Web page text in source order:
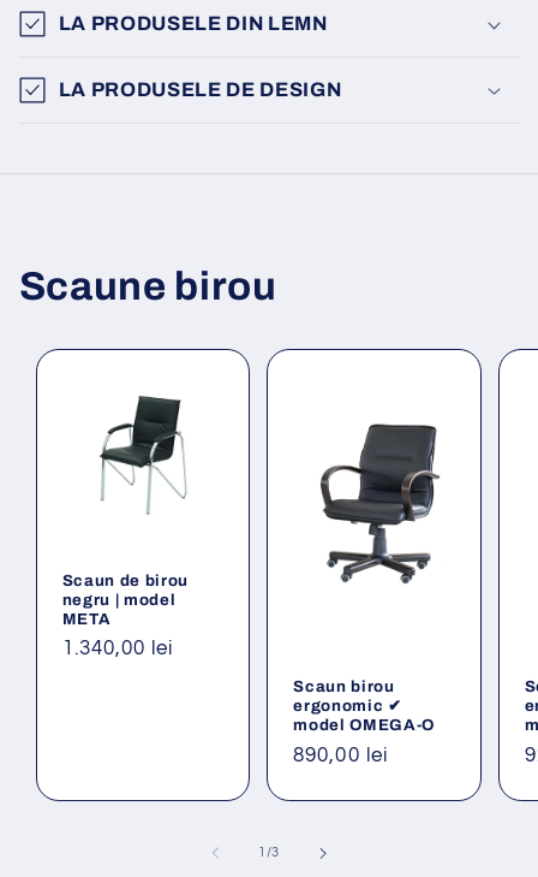
LA PRODUSELE DIN LEMN
LA PRODUSELE DE DESIGN
Scaune birou
Scaun de birou
negru | model
META
Preț
1.340,00 lei
Scaun birou
ergonomic ✔
model OMEGA-O
Preț
890,00 lei
1 /din
3